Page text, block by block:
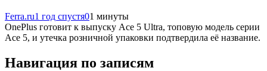
Ferra.ru1 год спустя01 минуты
OnePlus готовит к выпуску Ace 5 Ultra, топовую модель серии
Ace 5, и утечка розничной упаковки подтвердила её название.
Навигация по записям